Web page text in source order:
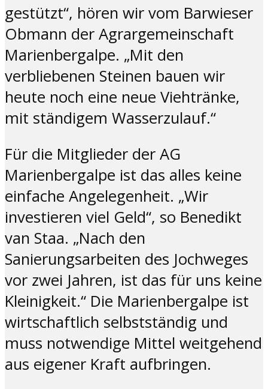
gestützt“, hören wir vom Barwieser
Obmann der Agrargemeinschaft
Marienbergalpe. „Mit den
verbliebenen Steinen bauen wir
heute noch eine neue Viehtränke,
mit ständigem Wasserzulauf.“
Für die Mitglieder der AG
Marienbergalpe ist das alles keine
einfache Angelegenheit. „Wir
investieren viel Geld“, so Benedikt
van Staa. „Nach den
Sanierungsarbeiten des Jochweges
vor zwei Jahren, ist das für uns keine
Kleinigkeit.“ Die Marienbergalpe ist
wirtschaftlich selbstständig und
muss notwendige Mittel weitgehend
aus eigener Kraft aufbringen.